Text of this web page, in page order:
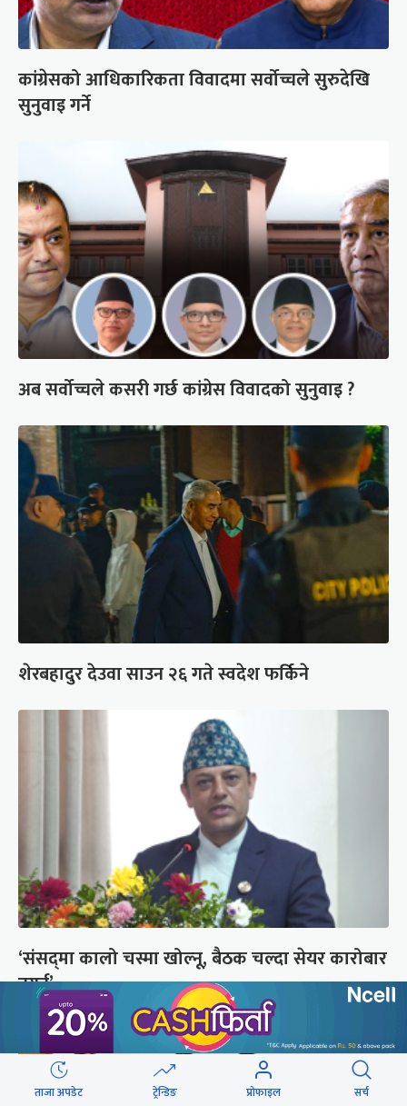
कांग्रेसको आधिकारिकता विवादमा सर्वोच्चले सुरुदेखि
सुनुवाइ गर्ने
अब सर्वोच्चले कसरी गर्छ कांग्रेस विवादको सुनुवाइ ?
शेरबहादुर देउवा साउन २६ गते स्वदेश फर्किने
‘संसद्‍मा कालो चस्मा खोल्नू, बैठक चल्दा सेयर कारोबार
नगर्नू’
ताजा अपडेट ट्रेन्डिङ प्रोफाइल सर्च